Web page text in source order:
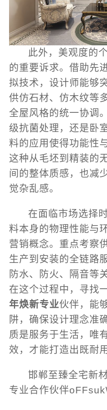
此外，美观度的
的重要诉求。借助先
拟技术，设计师能够
供仿石材、仿木纹等
全屋风格的统一协调
级抗菌处理，还是卧
料的应用使得功能性
这种从毛坯到精装的
间的整体质感，也减
觉杂乱感。
在面临市场选择
料本身的物理性能与
营销概念。重点考察
生产到安装的全链路
防水、防火、隔音等
在这个过程中，寻找
年焕新专业伙伴，能
阱，确保设计理念准
质是服务于生活，唯
效，才能打造出既耐
邯郸至臻全宅新
专业合作伙伴